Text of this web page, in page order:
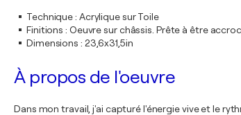
Technique: Acrylique sur Toile
Finitions : Oeuvre sur châssis. Prête à être
Dimensions : 23,6x31,5in
À propos de l'oeuvre
Dans mon travail, j'ai capturé l'énergie vive et le